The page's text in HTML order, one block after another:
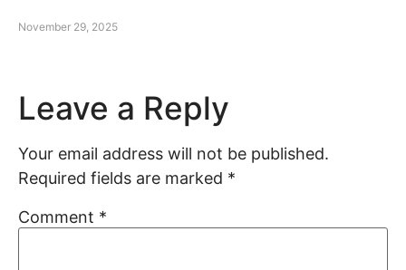
November 29, 2025
Leave a Reply
Your email address will not be published.
Required fields are marked *
Comment *